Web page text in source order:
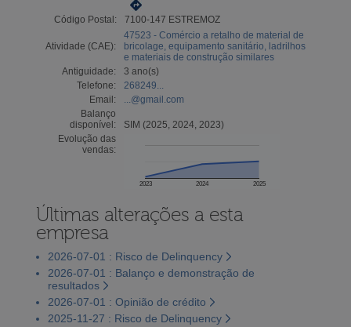
Código Postal: 7100-147 ESTREMOZ
Atividade (CAE):
47523 - Comércio a retalho de material de
bricolage, equipamento sanitário, ladrilhos
e materiais de construção similares
Antiguidade:
3 ano(s)
Telefone:
268249...
Email:
...@gmail.com
Balanço
disponível:
SIM (2025, 2024, 2023)
Evolução das
vendas:
2023 2024 2025
Últimas alterações a esta
empresa
2026-07-01 : Risco de Delinquency
2026-07-01 : Balanço e demonstração de
resultados
2026-07-01 : Opinião de crédito
2025-11-27 : Risco de Delinquency